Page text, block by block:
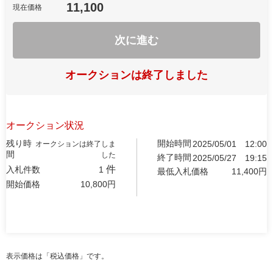
現在価格 11,100
次に進む
オークションは終了しました
オークション状況
残り時
間
オークションは終了しま
した
入札件数 1 件
開始価格 10,800円
開始時間 2025/05/01
12:00
終了時間 2025/05/27
19:15
最低入札価格
11,400円
表示価格は「税込価格」です。